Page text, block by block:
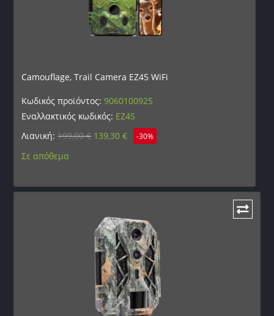
Camouflage, Trail Camera EZ45 WiFi
Κωδικός προϊόντος:9060100925
Εναλλακτικός κωδικός: EZ45
Λιανική:199,00€ 139,30€ -30%
Σε απόθεμα